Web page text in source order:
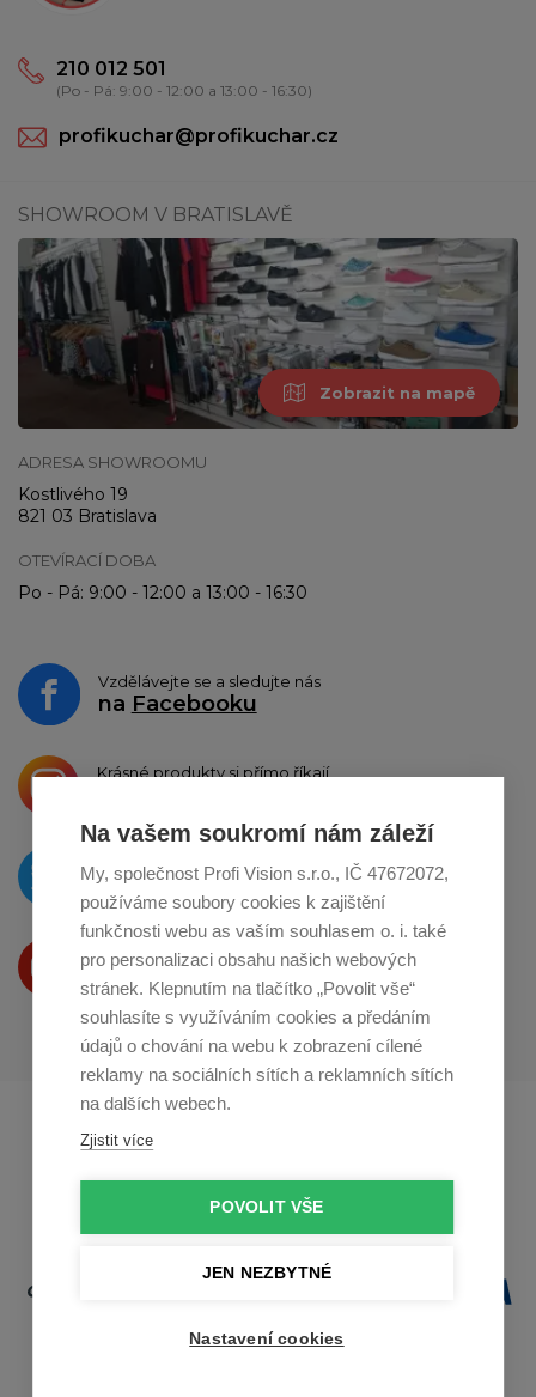
Na vašem soukromí nám záleží
My, společnost Profi Vision s.r.o., IČ 47672072,
používáme soubory cookies k zajištění
funkčnosti webu as vaším souhlasem o. i. také
pro personalizaci obsahu našich webových
stránek. Klepnutím na tlačítko „Povolit vše“
souhlasíte s využíváním cookies a předáním
údajů o chování na webu k zobrazení cílené
reklamy na sociálních sítích a reklamních sítích
na dalších webech.
Zjistit více
POVOLIT VŠE
JEN NEZBYTNÉ
Nastavení cookies
210 012 501
(Po - Pá: 9:00 - 12:00 a 13:00 - 16:30)
profikuchar@profikuchar.cz
SHOWROOM V BRATISLAVĚ
Zobrazit na mapě
ADRESA SHOWROOMU
Kostlivého 19
821 03 Bratislava
OTEVÍRACÍ DOBA
Po - Pá: 9:00 - 12:00 a 13:00 - 16:30
Vzdělávejte se a sledujte nás
na Facebooku
Krásné produkty si přímo říkají
O novinkách píšeme
naTwitteru
Produkty Vám představujeme
na Youtube
Profikuchar.sk